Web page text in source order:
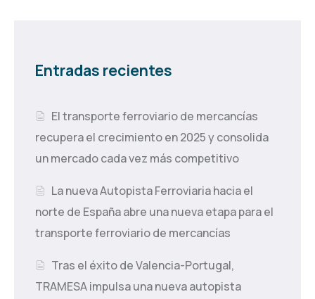
Entradas recientes
El transporte ferroviario de mercancías
recupera el crecimiento en 2025 y consolida
un mercado cada vez más competitivo
La nueva Autopista Ferroviaria hacia el
norte de España abre una nueva etapa para el
transporte ferroviario de mercancías
Tras el éxito de Valencia-Portugal,
TRAMESA impulsa una nueva autopista